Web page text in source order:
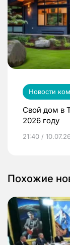
Новости
Свой дом в
2026 году
21:40 / 10.07.26
Похожие